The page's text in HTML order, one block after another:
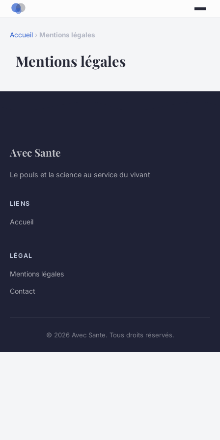
Accueil › Mentions légales
Mentions légales
Avec Sante
Le pouls et la science au service du vivant
LIENS
Accueil
LÉGAL
Mentions légales
Contact
© 2026 Avec Sante. Tous droits réservés.